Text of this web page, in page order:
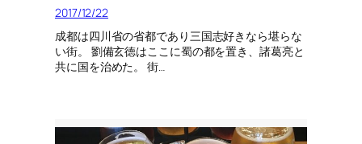
2017/12/22
成都は四川省の省都であり三国志好きなら堪らな
い街。 劉備玄徳はここに蜀の都を置き、諸葛亮と
共に国を治めた。 街…